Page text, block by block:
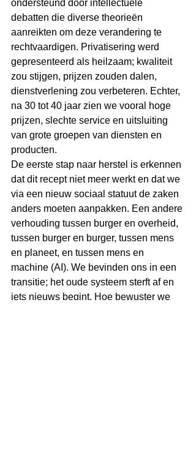
ondersteund door intellectuele
debatten die diverse theorieën
aanreikten om deze verandering te
rechtvaardigen. Privatisering werd
gepresenteerd als heilzaam; kwaliteit
zou stijgen, prijzen zouden dalen,
dienstverlening zou verbeteren. Echter,
na 30 tot 40 jaar zien we vooral hoge
prijzen, slechte service en uitsluiting
van grote groepen van diensten en
producten.
De eerste stap naar herstel is erkennen
dat dit recept niet meer werkt en dat we
via een nieuw sociaal statuut de zaken
anders moeten aanpakken. Een andere
verhouding tussen burger en overheid,
tussen burger en burger, tussen mens
en planeet, en tussen mens en
machine (AI). We bevinden ons in een
transitie; het oude systeem sterft af en
iets nieuws begint. Hoe bewuster we